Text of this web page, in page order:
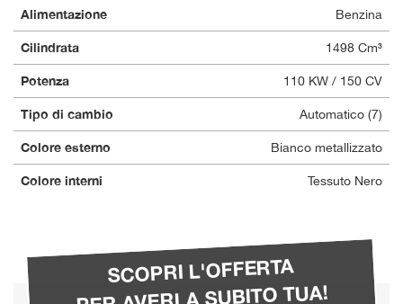
Alimentazione Benzina
Cilindrata 1498 Cm³
Potenza 110 KW / 150 CV
Tipo di cambio Automatico (7)
Colore esterno Bianco metallizzato
Colore interni Tessuto Nero
SCOPRI L'OFFERTA
rimanda
cookie
policy.
Puoi
rivedere
e
modificare
le
scelte